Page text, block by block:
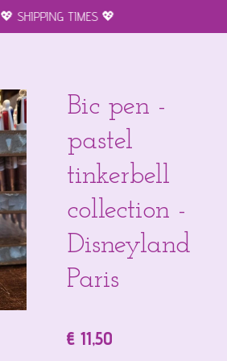
💖 SHIPPING TIMES 💖
Bic pen -
pastel
tinkerbell
collection -
Disneyland
Paris
€ 11,50